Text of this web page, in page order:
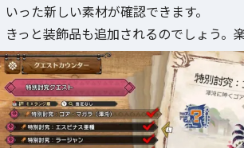
いった新しい素材が確認できます。
きっと装飾品も追加されるのでしょう。